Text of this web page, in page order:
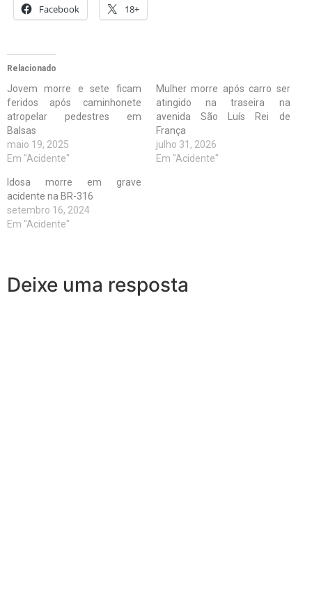
Facebook 18+
Relacionado
Jovem morre e sete ficam
feridos após caminhonete
atropelar pedestres em
Balsas
maio 19, 2025
Em "Acidente"
Mulher morre após carro ser
atingido na traseira na
avenida São Luís Rei de
França
julho 31, 2026
Em "Acidente"
Idosa morre em grave
acidente na BR-316
setembro 16, 2024
Em "Acidente"
Deixe uma resposta